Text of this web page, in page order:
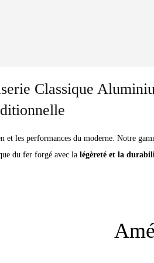
Classique
et les performances du moderne. Notre
du fer forgé avec la légèreté et la